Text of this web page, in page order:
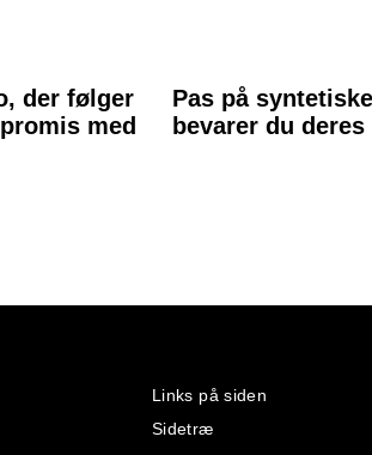
der følger
med
Pas på
bevarer du
Links på siden
Sidetræ